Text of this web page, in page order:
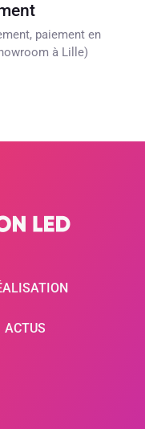
paiement en
à Lille)
ACTUS